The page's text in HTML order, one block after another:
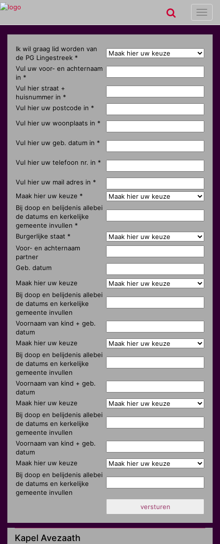
Ik wil graag lid worden van
de PG Lingestreek *
Vul uw voor- en achternaam
in *
Vul hier straat +
huisnummer in *
Vul hier uw postcode in *
Vul hier uw woonplaats in *
Vul hier uw geb. datum in *
Vul hier uw telefoon nr. in *
Vul hier uw mail adres in *
Maak hier uw keuze *
Bij doop en belijdenis allebei
de datums en kerkelijke
gemeente invullen *
Burgerlijke staat *
Voor- en achternaam
partner
Geb. datum
Maak hier uw keuze
Bij doop en belijdenis allebei
de datums en kerkelijke
gemeente invullen
Voornaam van kind + geb.
datum
Maak hier uw keuze
Bij doop en belijdenis allebei
de datums en kerkelijke
gemeente invullen
Voornaam van kind + geb.
datum
Maak hier uw keuze
Bij doop en belijdenis allebei
de datums en kerkelijke
gemeente invullen
Voornaam van kind + geb.
datum
Maak hier uw keuze
Bij doop en belijdenis allebei
de datums en kerkelijke
gemeente invullen
Kapel Avezaath